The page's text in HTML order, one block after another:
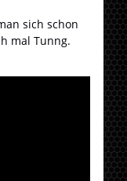
sich schon
mal Tunng.